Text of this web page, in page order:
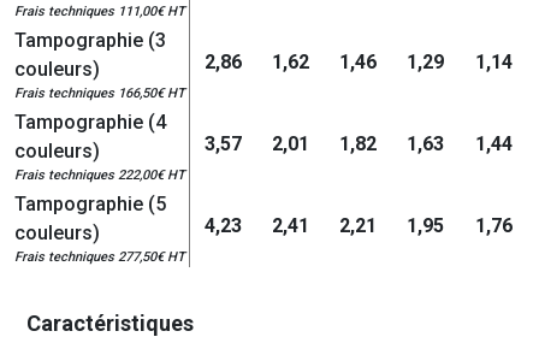
Frais techniques 111,00€ HT
Tampographie (3
couleurs)
Frais techniques 166,50€ HT
2,86 1,62 1,46 1,29 1,14
Tampographie (4
couleurs)
Frais techniques 222,00€ HT
3,57 2,01 1,82 1,63 1,44
Tampographie (5
couleurs)
Frais techniques 277,50€ HT
4,23 2,41 2,21 1,95 1,76
Caractéristiques